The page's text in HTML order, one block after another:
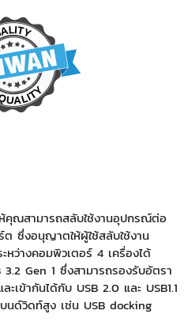
คุณสามารถสลับใช้งานอุปกรณ์ต่อ
ซึ่งอนุญาตให้ผู้ใช้สลับใช้งาน
ว่างคอมพิวเตอร์ 4 เครื่องได้
Gen 1 ซึ่งสามารถรองรับอัตรา
เข้ากันได้กับ USB 2.0 และ USB1.1
นด์วิดท์สูง เช่น USB docking